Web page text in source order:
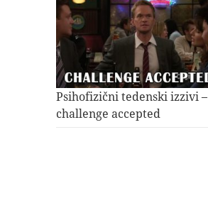
Psihofizični tedenski izzivi –
challenge accepted